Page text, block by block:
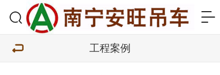
工程案例